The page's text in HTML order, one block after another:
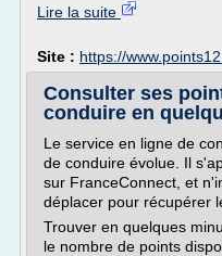
Lire la suite
Site : https://
Consulter ses
conduire en
Le service en ligne de
de conduire évolue. Il
sur FranceConnect, et
déplacer pour récupérer
Trouver en quelques
le nombre de points